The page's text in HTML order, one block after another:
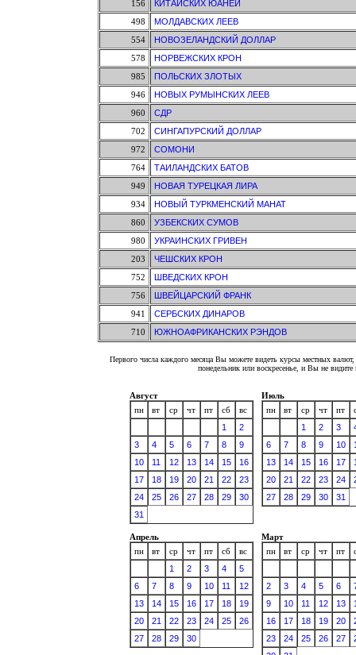
156
КИТАЙСКИХ ЮАНЕЙ
498
МОЛДАВСКИХ ЛЕЕВ
554
НОВОЗЕЛАНДСКИЙ ДОЛЛАР
578
НОРВЕЖСКИХ КРОН
985
ПОЛЬСКИХ ЗЛОТЫХ
946
НОВЫХ РУМЫНСКИХ ЛЕЕВ
960
СДР
702
СИНГАПУРСКИЙ ДОЛЛАР
972
СОМОНИ
764
ТАИЛАНДСКИХ БАТОВ
949
НОВАЯ ТУРЕЦКАЯ ЛИРА
934
НОВЫЙ ТУРКМЕНСКИЙ МАНАТ
860
УЗБЕКСКИХ СУМОВ
980
УКРАИНСКИХ ГРИВЕН
203
ЧЕШСКИХ КРОН
752
ШВЕДСКИХ КРОН
756
ШВЕЙЦАРСКИЙ ФРАНК
941
СЕРБСКИХ ДИНАРОВ
710
ЮЖНОАФРИКАНСКИХ РЭНДОВ
Первого числа каждого месяца Вы можете видеть курсы местных
понедельник или воскресенье, и Вы не
Август
пн
вт ср чт пт сб
вс
1
2
3
4 5 6 7 8
9
10
11 12 13 14 15
16
17
18 19 20 21 22
23
24
25 26 27 28 29
30
31
Июль
пн
вт ср чт пт
1
2 3
6
7 8 9 10
13
14 15 16 17
20
21 22 23 24
27
28 29 30 31
Апрель
пн
вт ср чт пт сб
вс
1
2 3 4
5
6
7 8 9 10 11
12
13
14 15 16 17 18
19
20
21 22 23 24 25
26
27
28 29 30
Март
пн
вт ср чт пт
2 3 4 5 6
9
10 11 12 13
16
17 18 19 20
23
24 25 26 27